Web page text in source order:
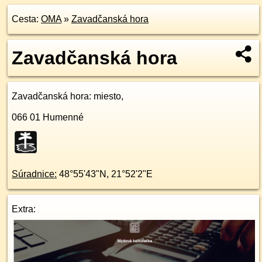
Cesta: OMA» Zavadčanská hora
Zavadčanská hora
Zavadčanská hora: miesto,
066 01 Humenné
Súradnice: 48°55'43"N , 21°52'2"E
Extra: